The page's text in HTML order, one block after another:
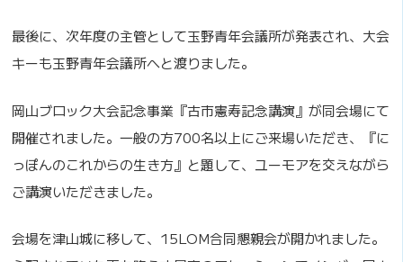
最後に、次年度の主管として玉野青年会議所が発表され、大会
キーも玉野青年会議所へと渡りました。
岡山ブロック大会記念事業『古市憲寿記念講演』が同会場にて
開催されました。一般の方700名以上にご来場いただき、『に
っぽんのこれからの生き方』と題して、ユーモアを交えながら
ご講演いただきました。
会場を津山城に移して、15LOM合同懇親会が開かれました。